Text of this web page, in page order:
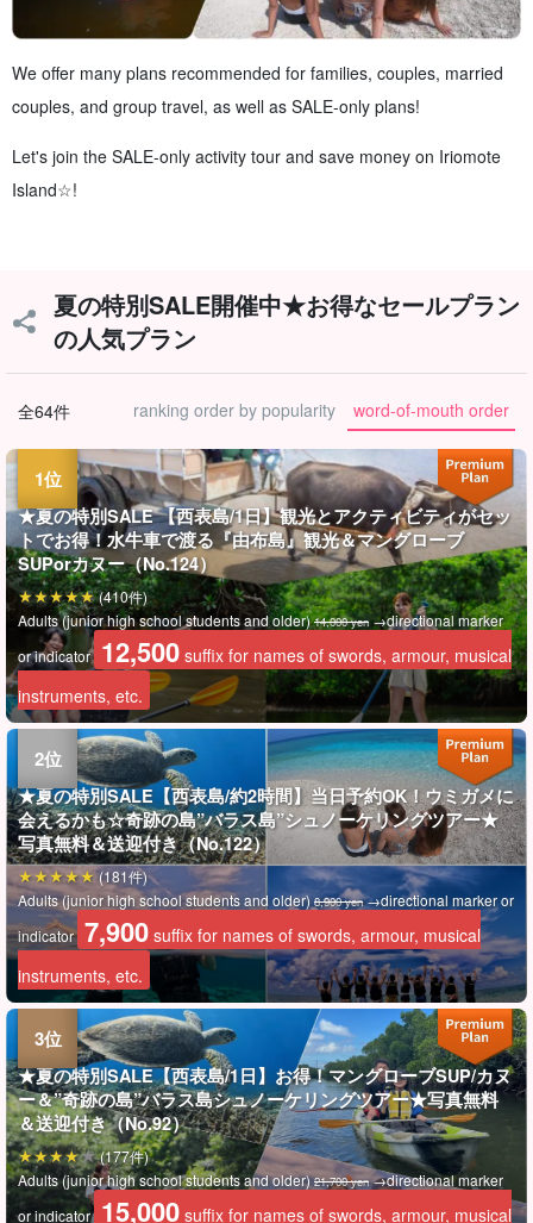
We offer many plans recommended for families, couples, married
couples, and group travel, as well as SALE-only plans!
Let's join the SALE-only activity tour and save money on Iriomote
Island☆!
夏の特別SALE開催中★お得なセールプラン
の人気プラン
全64件 ranking order by popularity word-of-mouth order
★夏の特別SALE 【西表島/1日】観光とアクティビティがセッ
トでお得！水牛車で渡る『由布島』観光＆マングローブ
SUPorカヌー（No.124）
Adults (junior high school students and older)14,000 yen→directional marker
or indicator 12,500 suffix for names of swords, armour, musical
instruments, etc.
(410件)
★夏の特別SALE【西表島/約2時間】当日予約OK！ウミガメに
会えるかも☆奇跡の島”バラス島”シュノーケリングツアー★
写真無料＆送迎付き（No.122）
Adults (junior high school students and older)8,900 yen→directional marker or
indicator 7,900 suffix for names of swords, armour, musical
instruments, etc.
(181件)
★夏の特別SALE【西表島/1日】お得！マングローブSUP/カヌ
ー＆”奇跡の島”バラス島シュノーケリングツアー★写真無料
＆送迎付き（No.92）
Adults (junior high school students and older)21,700 yen→directional marker
or indicator 15,000 suffix for names of swords, armour, musical
(177件)